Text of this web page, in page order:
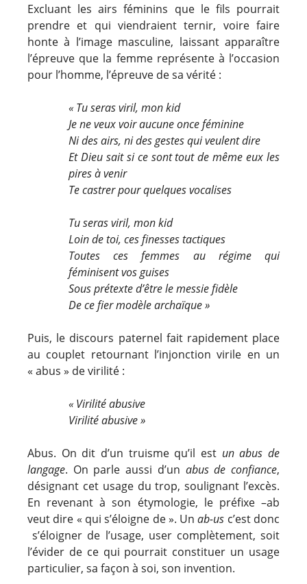
Excluant les airs féminins que le fils pourrait
prendre et qui viendraient ternir, voire faire
honte à l’image masculine, laissant apparaître
l’épreuve que la femme représente à l’occasion
pour l’homme, l’épreuve de sa vérité :
« Tu seras viril, mon kid
Je ne veux voir aucune once féminine
Ni des airs, ni des gestes qui veulent dire
Et Dieu sait si ce sont tout de même eux les
pires à venir
Te castrer pour quelques vocalises
Tu seras viril, mon kid
Loin de toi, ces finesses tactiques
Toutes ces femmes au régime qui
féminisent vos guises
Sous prétexte d’être le messie fidèle
De ce fier modèle archaïque »
Puis, le discours paternel fait rapidement place
au couplet retournant l’injonction virile en un
« abus » de virilité :
« Virilité abusive
Virilité abusive »
Abus. On dit d’un truisme qu’il est un abus de
langage. On parle aussi d’un abus de confiance,
désignant cet usage du trop, soulignant l’excès.
En revenant à son étymologie, le préfixe –ab
veut dire « qui s’éloigne de ». Unab-us c’est donc
s’éloigner de l’usage, user complètement, soit
l’évider de ce qui pourrait constituer un usage
particulier, sa façon à soi, son invention.